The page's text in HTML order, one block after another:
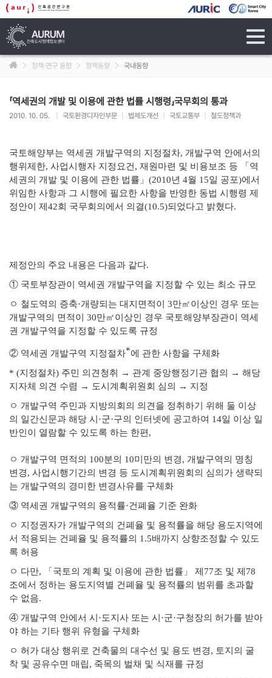
정책·연구 동향 정책동향 국내동향
「역세권의 개발 및 이용에 관한 법률 시행령」국무회의 통과
2010. 10. 05. 국토환경디자인부문 법제도개선 국토교통부 철도정책과
국토해양부는 역세권 개발구역의 지정절차, 개발구역 안에서의
행위제한, 사업시행자 지정요건 , 재원마련 및 비용보조 등 「 역
세권의 개발 및 이용에 관한 법률 」 (2010년 4월 15일 공포)에서
위임한 사항과 그 시행에 필요한 사항을 반영한 동법 시행령 제
정안이 제 42회 국무회의에서 의결(10.5)되었다고 밝혔다.
제정안의 주요 내용은 다음과 같다.
① 국토부장관이 역세권 개발구역을 지정할 수 있는 최소 규모
ㅇ 철도역의 증축·개량되는 대지면적이 3만㎡이상인 경우 또는
개발구역의 면적이 30만㎡이상인 경우 국토해양부장관이 역세
권 개발구역을 지정할 수 있도록 규정
② 역세권 개발구역 지정절차*에 관한 사항을 구체화
* (지정절차) 주민 의견청취 → 관계 중앙행정기관 협의 → 해당
지자체 의견 수렴 → 도시계획위원회 심의 → 지정
ㅇ 개발구역 주민과 지방의회의 의견을 정취하기 위해 둘 이상
의 일간신문과 해당 시 ·군·구의 인터넷에 공고하여 14일 이상 일
반인이 열람할 수 있도록 하는 한편 ,
ㅇ 개발구역 면적의 100분의 10미만의 변경, 개발구역의 명칭
변경, 사업시행기간의 변경 등 도시계획위원회의 심의가 생략되
는 개발구역의 경미한 변경사유를 구체화
③ 역세권 개발구역의 용적률·건폐율 기준 완화
ㅇ 지정권자가 개발구역의 건폐율 및 용적률을 해당 용도지역에
서 적용되는 건폐율 및 용적률의 1.5배까지 상향조정할 수 있도
록 허용
ㅇ 다만, 「 국토의 계획 및 이용에 관한 법률 」 제 77조 및 제 78
조에서 정하는 용도지역별 건폐율 및 용적률의 범위를 초과할
수 없음.
④ 개발구역 안에서 시 ·도지사 또는 시 ·군·구청장의 허가를 받아
야 하는 기타 행위 유형을 구체화
ㅇ 허가 대상 행위로 건축물의 대수선 및 용도 변경, 토지의 굴
착 및 공유수면 매립, 죽목의 벌채 및 식재를 규정